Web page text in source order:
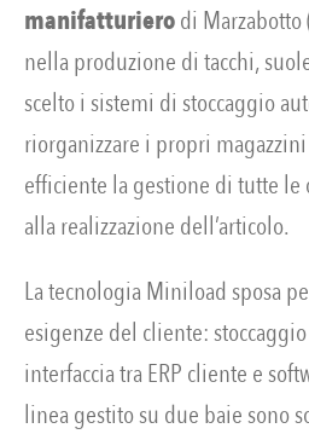
manifatturierodi Marzabotto
nella produzione di tacchi,
scelto i sistemi di stoccaggio
riorganizzare i propri
efficiente la gestione di tutte le
alla realizzazione dell’articolo.
La tecnologia Miniload sposa
esigenze del cliente:
interfaccia tra ERP cliente e
linea gestito su due baie sono